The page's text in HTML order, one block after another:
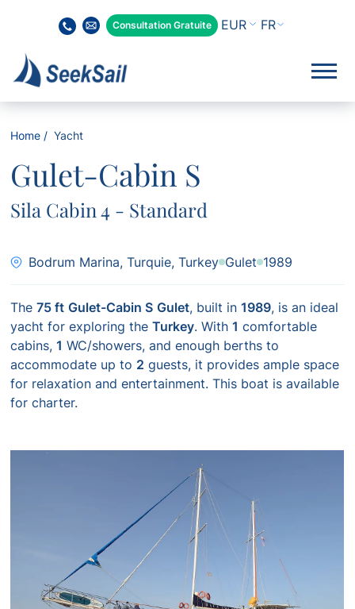
Consultation Gratuite FR
Home Yacht
Gulet-Cabin S
Sila Cabin 4 - Standard
Bodrum Marina, Turquie, Turkey Gulet 1989
The75 ft Gulet-Cabin S Gulet, built in1989, is an ideal
yacht for exploring theTurkey. With1 comfortable
cabins,1 WC/showers, and enough berths to
accommodate up to 2 guests, it provides ample space
for relaxation and entertainment. This boat is available
for charter.